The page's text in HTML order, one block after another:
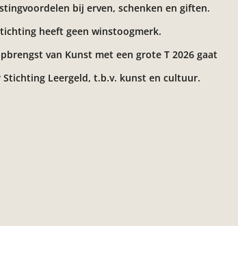
bij erven, schenken en giften.
heeft geen winstoogmerk.
van Kunst met een grote T 2026 gaat
Stichting Leergeld, t.b.v. kunst en cultuur.